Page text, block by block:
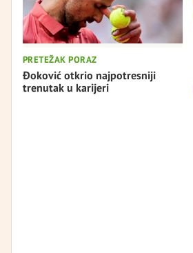
PRETEŽAK PORAZ
Đoković otkrio najpotresniji
trenutak u karijeri